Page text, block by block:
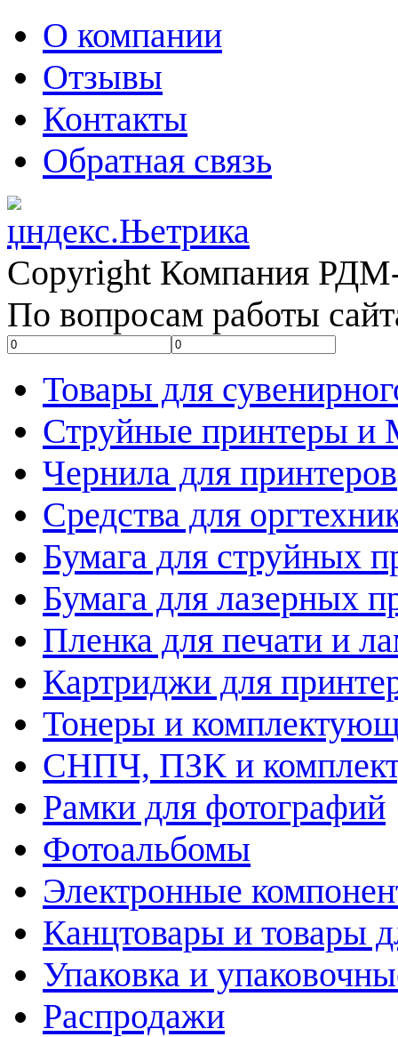
О компании
Отзывы
Контакты
Обратная связь
Copyright Компания
По вопросам работы
Товары для
Струйные принтеры
Чернила для принтеров
Средства для
Бумага для струйных
Бумага для лазерных
Пленка для печати и
Картриджи для
Тонеры и
СНПЧ, ПЗК и
Рамки для фотографий
Фотоальбомы
Электронные
Канцтовары и товары
Упаковка и
Распродажи